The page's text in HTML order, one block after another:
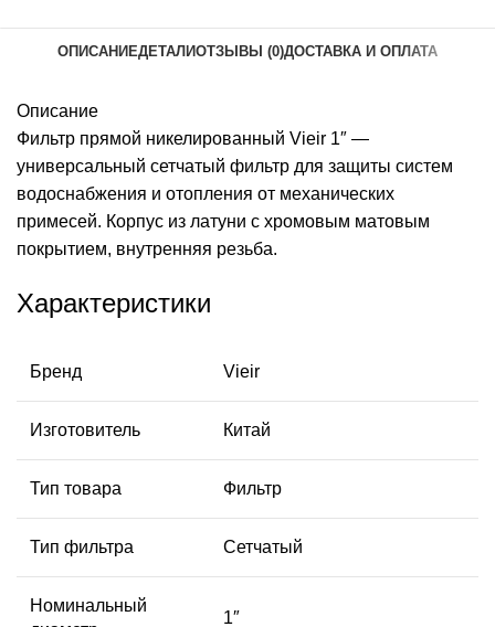
ОПИСАНИЕДЕТАЛИОТЗЫВЫ (0)ДОСТАВКА И ОПЛАТА
Описание
Фильтр прямой никелированный Vieir 1″ —
универсальный сетчатый фильтр для защиты систем
водоснабжения и отопления от механических
примесей. Корпус из латуни с хромовым матовым
покрытием, внутренняя резьба.
Характеристики
Бренд Vieir
Изготовитель Китай
Тип товара Фильтр
Тип фильтра Сетчатый
Номинальный
1″